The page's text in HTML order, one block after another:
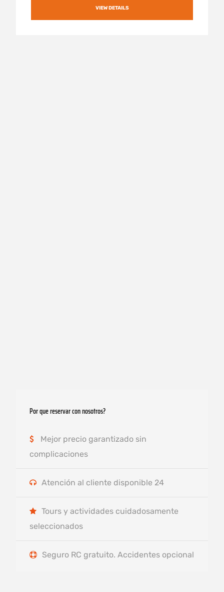
VIEW DETAILS
Por que reservar con nosotros?
Mejor precio garantizado sin
complicaciones
Atención al cliente disponible 24
Tours y actividades cuidadosamente
seleccionados
Seguro RC gratuito. Accidentes opcional